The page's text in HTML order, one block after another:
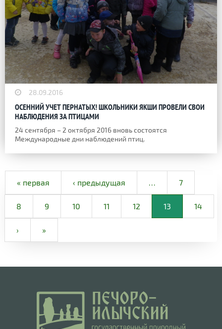
28.09.2016
ОСЕННИЙ УЧЕТ ПЕРНАТЫХ! ШКОЛЬНИКИ ЯКШИ ПРОВЕЛИ СВОИ
НАБЛЮДЕНИЯ ЗА ПТИЦАМИ
24 сентября – 2 октября 2016 вновь состоятся
Международные дни наблюдений птиц.
« первая ‹ предыдущая … 7
8 9 10 11 12 13 14
› »